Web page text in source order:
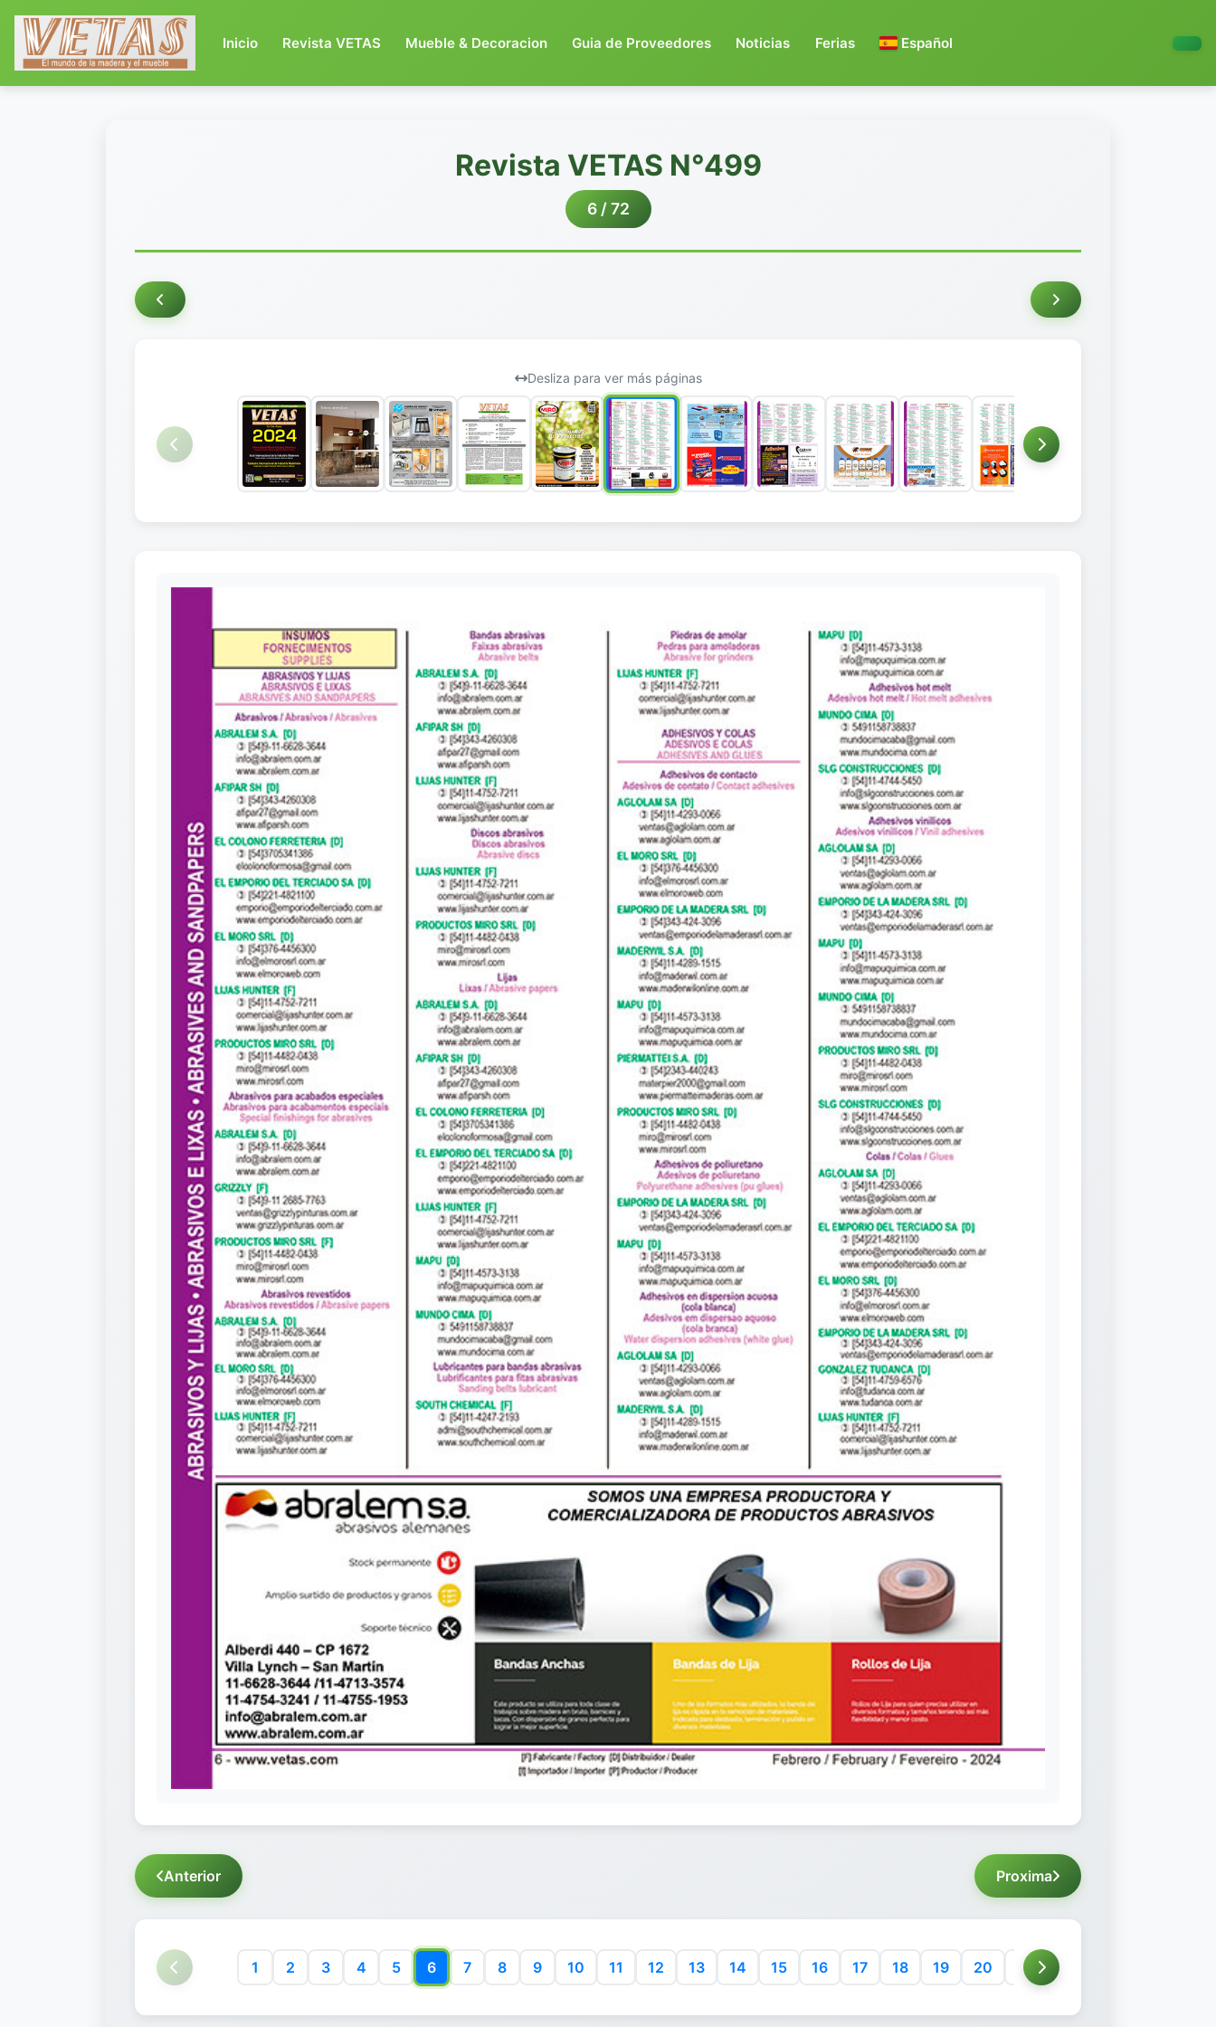
Inicio(current)
Revista VETAS Mueble & Decoracion Guia de Proveedores Noticias Ferias Español
Revista VETAS N°499
6 / 72
Desliza para ver más páginas
Anterior Proxima
1 2 3 4 5 6 7 8 9 10 11 12 13 14 15 16 17 18 19 20 21 22